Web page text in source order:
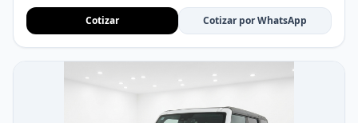
Cotizar Cotizar por WhatsApp